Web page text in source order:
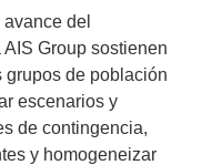
del
Group sostienen
grupos de población
escenarios y
de contingencia,
y homogeneizar